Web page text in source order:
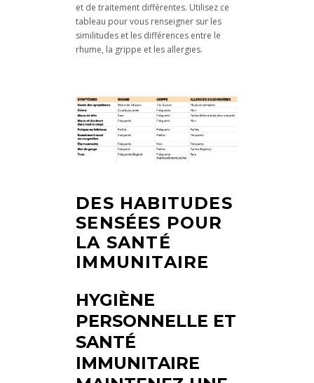
et de traitement différentes. Utilisez ce
tableau pour vous renseigner sur les
similitudes et les différences entre le
rhume, la grippe et les allergies.
DES HABITUDES
SENSÉES POUR
LA SANTÉ
IMMUNITAIRE
HYGIÈNE
PERSONNELLE ET
SANTÉ
IMMUNITAIRE